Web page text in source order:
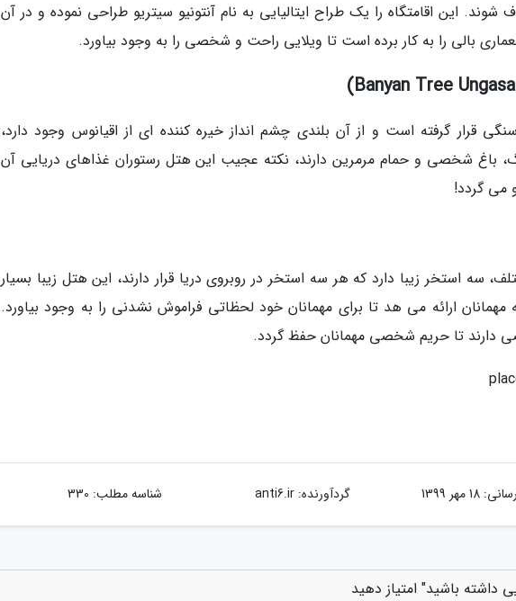
شوند. این اقامتگاه را یک طراح ایتالیایی به نام آنتونیو سیتریو طراحی نموده و در آن
بالی را به کار برده است تا ویلایی راحت و شخصی را به وجود بیاورد.
قرار گرفته است و از آن بلندی چشم انداز خیره کننده ای از اقیانوس وجود دارد،
باغ شخصی و حمام مرمرین دارند، نکته عجیب این هتل رستوران غذاهای دریایی آن
می گردد!
سه استخر زیبا دارد که هر سه استخر در روبروی دریا قرار دارند، این هتل زیبا بسیار
ارائه می هد تا برای مهمانان خود لحظاتی فراموش نشدنی را به وجود بیاورد.
دارند تا حریم شخصی مهمانان حفظ گردد.
18 مهر 1399 گردآورنده:anti6.ir شناسه مطلب: 330
داشته باشید" امتیاز دهید